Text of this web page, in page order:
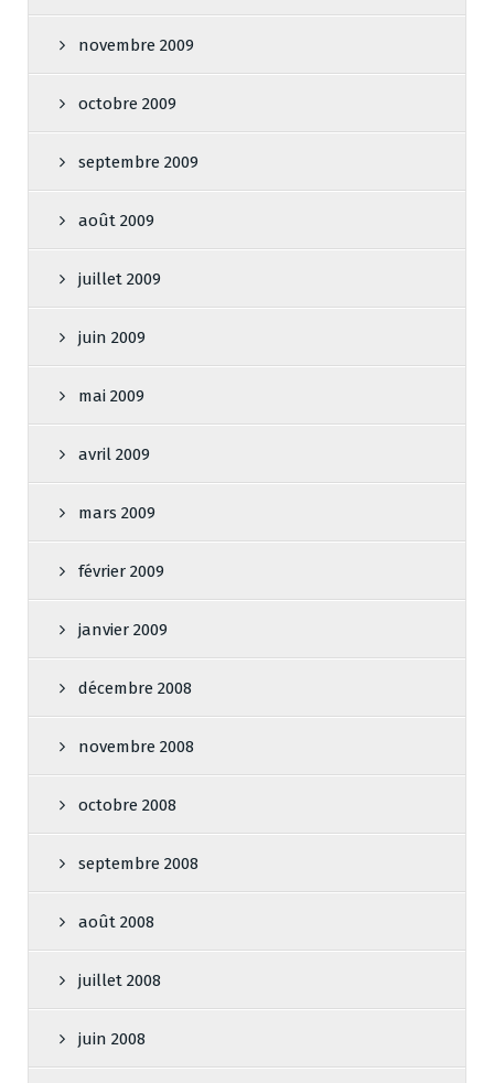
novembre 2009
octobre 2009
septembre 2009
août 2009
juillet 2009
juin 2009
mai 2009
avril 2009
mars 2009
février 2009
janvier 2009
décembre 2008
novembre 2008
octobre 2008
septembre 2008
août 2008
juillet 2008
juin 2008